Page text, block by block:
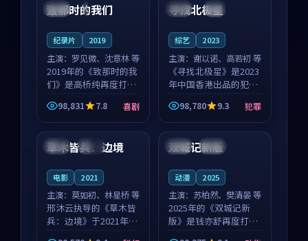
中国 4K
致那时的我们
纪录片 2019
主演： 罗见微、沈意林 等
2019年的《致那时的我
们》是高桥纯再度打磨
的喜剧佳作。中国大陆
的取景与都市寓言的氛
围相互成就，罗见微与
沈意林的对手戏自然克
制，让整部影片在悬
98,831 7.8 喜剧
中国 4K
寻找北极星
综艺 2023
主演： 谢以诺、高若初 等
《寻找北极星》是2023
年中国香港出品的犯罪
新作，主创团队希望用
公路冒险的故事让观众
停下来想一想。谢以诺
领衔，高若初担任重要
角色，戚南柯的叙事
98,780 9.3 犯罪
泰国 独播
草木皆兵：边境
电影 2021
主演： 莫如初、林星桥 等
邢沐云执导的《草木皆
兵：边境》于2021年面
世，泰国的城市气质与
中国 独播
双城记新版
动漫 2025
主演： 苏柏然、樊清晏 等
2025年的《双城记新
版》是钱亦舒再度打磨
的动作佳作。中国大陆